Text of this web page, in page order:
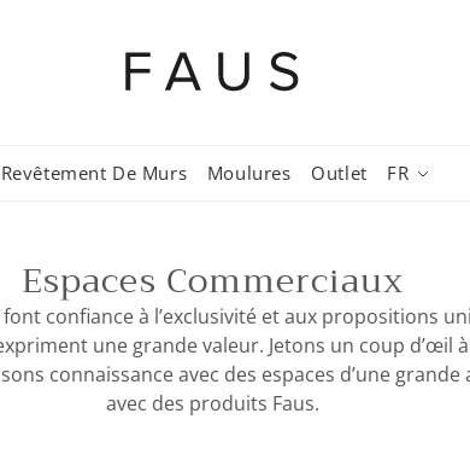
Revêtement De Murs Moulures Outlet FR
Espaces Commerciaux
confiance à l’exclusivité et aux propositions
une grande valeur. Jetons un coup d’œil
connaissance avec des espaces d’une
avec des produits Faus.